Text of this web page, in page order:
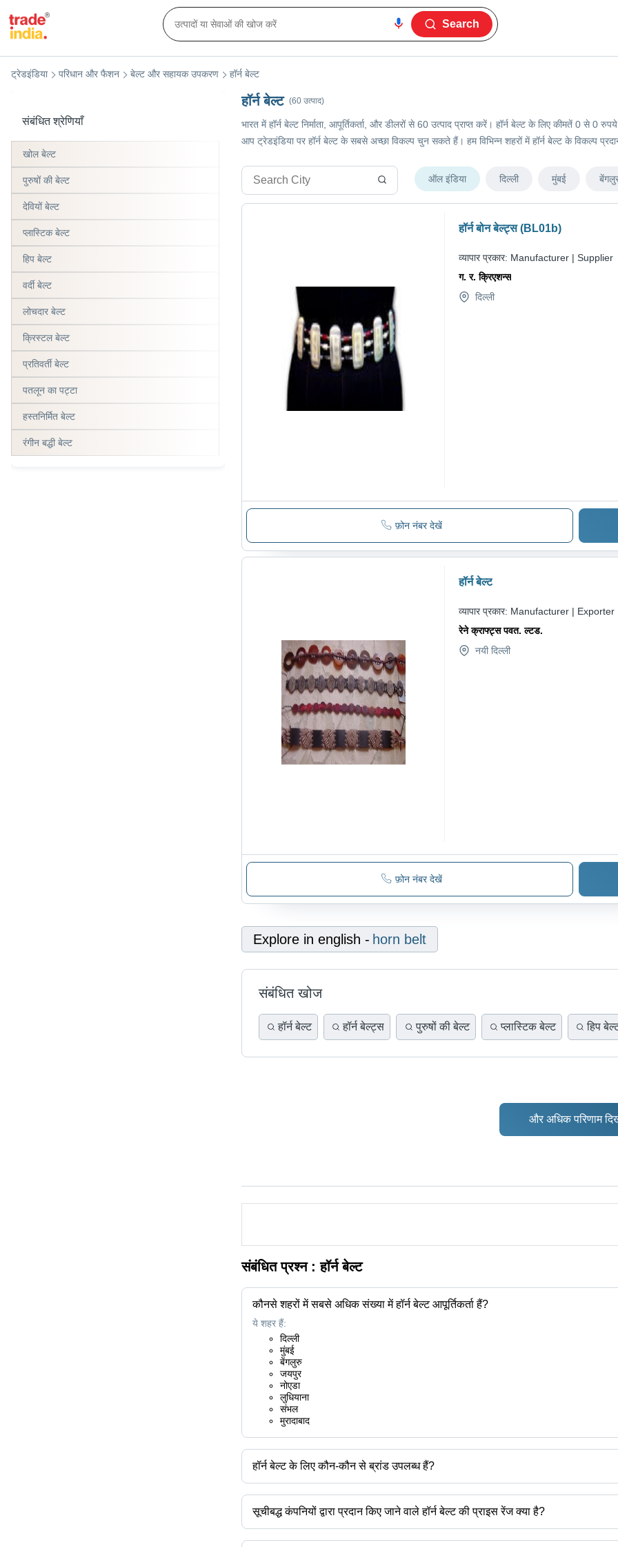
Search
हॉर्न बेल्ट (60 उत्पाद)
भारत में हॉर्न बेल्ट निर्माता, आपूर्तिकर्ता, और डीलरों से 60 उत्पाद प्राप्त करें। हॉर्न बेल्ट के लिए कीमतें 0
आप ट्रेडइंडिया पर हॉर्न बेल्ट के सबसे अच्छा विकल्प चुन सकते हैं। हम विभिन्न शहरों में हॉर्न बेल्ट के विकल्प
ऑल इंडिया दिल्ली मुंबई
हॉर्न बोन बेल्ट्स (BL01b)
व्यापार प्रकार: Manufacturer | Supplier
ग. र. क्रिएशन्स
दिल्ली
फ़ोन नंबर देखें
हॉर्न बेल्ट
व्यापार प्रकार: Manufacturer | Exporter
रेने क्राफ्ट्स पवत. ल्टड.
नयी दिल्ली
फ़ोन नंबर देखें
Explore in english - horn belt
संबंधित खोज
हॉर्न बेल्ट हॉर्न बेल्ट्स पुरुषों की बेल्ट प्लास्टिक बेल्ट हिप
और अधिक परिणाम
संबंधित प्रश्न :हॉर्न बेल्ट
कौनसे शहरों में सबसे अधिक संख्या में हॉर्न बेल्ट आपूर्तिकर्ता हैं?
ये शहर हैं:
दिल्ली
मुंबई
बेंगलुरु
जयपुर
नोएडा
लुधियाना
संभल
मुरादाबाद
हॉर्न बेल्ट के लिए कौन-कौन से ब्रांड उपलब्ध हैं?
उपलब्ध ब्रांड हैं -
सूचीबद्ध कंपनियों द्वारा प्रदान किए जाने वाले हॉर्न बेल्ट की प्राइस रेंज क्या है?
हॉर्न बेल्ट की प्राइस रेंज है -
संबंधित श्रेणियाँ
खोल बेल्ट
पुरुषों की बेल्ट
देवियों बेल्ट
प्लास्टिक बेल्ट
हिप बेल्ट
वर्दी बेल्ट
लोचदार बेल्ट
क्रिस्टल बेल्ट
प्रतिवर्ती बेल्ट
पतलून का पट्टा
हस्तनिर्मित बेल्ट
रंगीन बद्धी बेल्ट
ट्रेडइंडिया परिधान और फैशन बेल्ट और सहायक उपकरण हॉर्न बेल्ट